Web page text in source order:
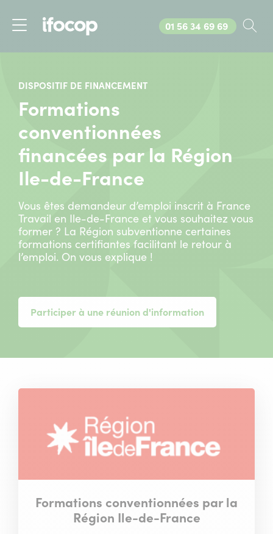
Menu
Appelez-nous au
01 56 34 69 69
DISPOSITIF DE FINANCEMENT
Formations
conventionnées
financées par la Région
Ile-de-France
Vous êtes demandeur d’emploi inscrit à France
Travail en Ile-de-France et vous souhaitez vous
former ? La Région subventionne certaines
formations certifiantes facilitant le retour à
l’emploi. On vous explique !
Participer à une réunion d'information
Formations conventionnées par la
Région Ile-de-France